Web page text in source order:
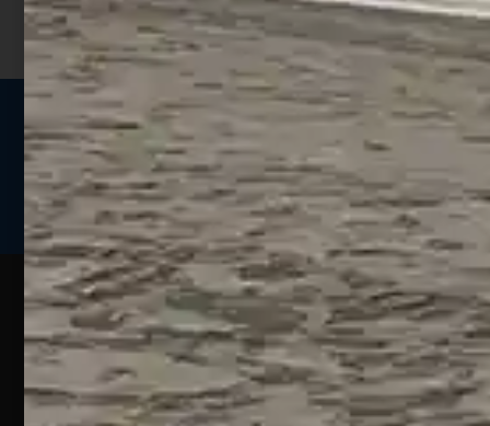
prodotto;
Seguici sui social
Web
Pesca
Un portale
pensato
per gli
Esperienze
Guide
sulla
pesca
sportiva
Assistenza
Clienti
Chi
Siamo
Contatti
Assistenza
Ecommerce